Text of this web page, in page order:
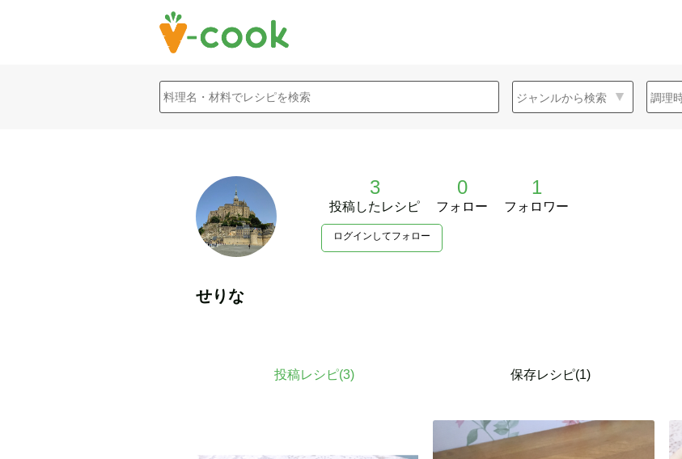
3
投稿したレシピ
0
フォロー
1
フォロワー
ログインしてフォロー
せりな
投稿レシピ(3) 保存レシピ(1)